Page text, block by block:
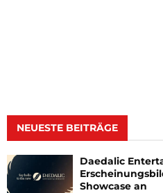
NEUESTE BEITRÄGE
Daedalic
Showcase an